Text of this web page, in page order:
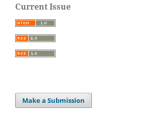
Current Issue
Make a Submission